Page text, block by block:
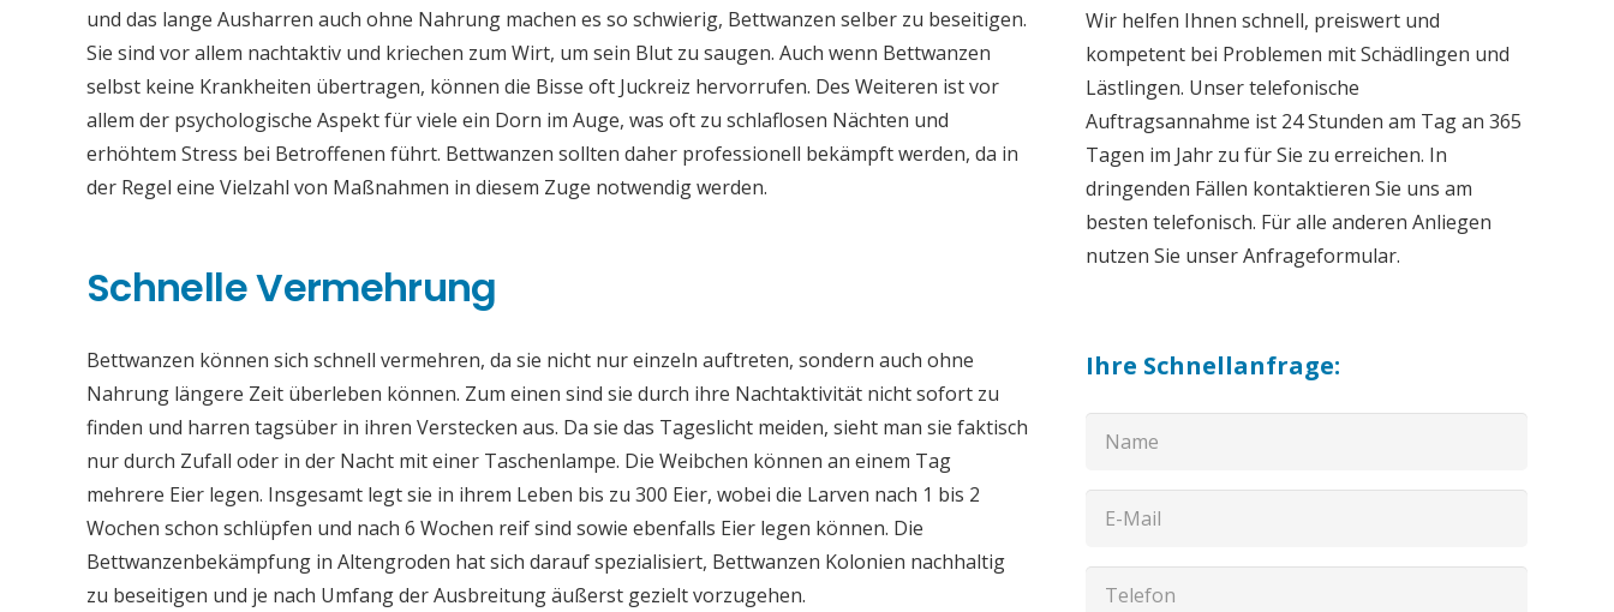
und das lange Ausharren auch ohne Nahrung machen es so schwierig, Bettwanzen selber zu beseitigen.
Sie sind vor allem nachtaktiv und kriechen zum Wirt, um sein Blut zu saugen. Auch wenn Bettwanzen
selbst keine Krankheiten übertragen, können die Bisse oft Juckreiz hervorrufen. Des Weiteren ist vor
allem der psychologische Aspekt für viele ein Dorn im Auge, was oft zu schlaflosen Nächten und
erhöhtem Stress bei Betroffenen führt. Bettwanzen sollten daher professionell bekämpft werden, da in
der Regel eine Vielzahl von Maßnahmen in diesem Zuge notwendig werden.
Schnelle Vermehrung
Bettwanzen können sich schnell vermehren, da sie nicht nur einzeln auftreten, sondern auch ohne
Nahrung längere Zeit überleben können. Zum einen sind sie durch ihre Nachtaktivität nicht sofort zu
finden und harren tagsüber in ihren Verstecken aus. Da sie das Tageslicht meiden, sieht man sie faktisch
nur durch Zufall oder in der Nacht mit einer Taschenlampe. Die Weibchen können an einem Tag
mehrere Eier legen. Insgesamt legt sie in ihrem Leben bis zu 300 Eier, wobei die Larven nach 1 bis 2
Wochen schon schlüpfen und nach 6 Wochen reif sind sowie ebenfalls Eier legen können. Die
Bettwanzenbekämpfung in Altengroden hat sich darauf spezialisiert, Bettwanzen Kolonien nachhaltig
zu beseitigen und je nach Umfang der Ausbreitung äußerst gezielt vorzugehen.
Wir helfen Ihnen schnell, preiswert und
kompetent bei Problemen mit Schädlingen und
Lästlingen. Unser telefonische
Auftragsannahme ist 24 Stunden am Tag an 365
Tagen im Jahr zu für Sie zu erreichen. In
dringenden Fällen kontaktieren Sie uns am
besten telefonisch. Für alle anderen Anliegen
nutzen Sie unser Anfrageformular.
Ihre Schnellanfrage: